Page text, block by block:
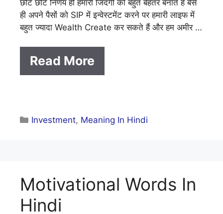
छोटे छोटे निर्णय ही हमारी जिंदगी को बहुत बेहतर बनाते हैं बैसे
ही अपने पैसों को SIP में इन्वेस्टमेंट करने पर हमारी लाइफ में
बहुत ज्यादा Wealth Create कर सकते हैं और हम अमीर …
Read More
Categories
Investment, Meaning In Hindi
Motivational Words In
Hindi